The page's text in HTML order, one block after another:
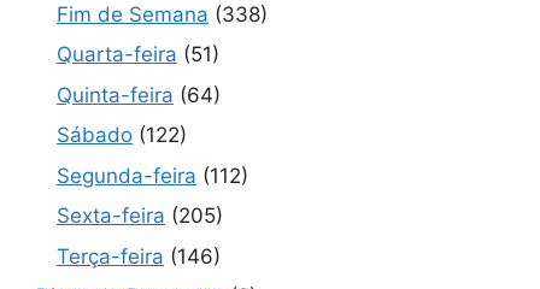
Fim de Semana (338)
Quarta-feira (51)
Quinta-feira (64)
Sábado (122)
Segunda-feira (112)
Sexta-feira (205)
Terça-feira (146)